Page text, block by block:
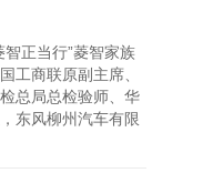
正当行”菱智家族
工商联原副主席、
总局总检验师、华
东风柳州汽车有限